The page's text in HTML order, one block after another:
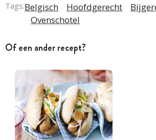
Tags:Belgisch Hoofdgerecht
Ovenschotel
Of een ander recept?